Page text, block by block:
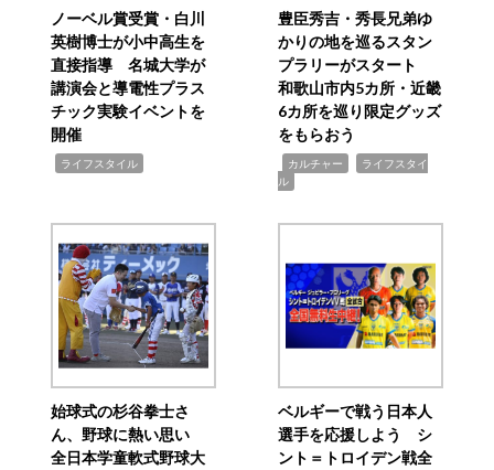
ノーベル賞受賞・白川
英樹博士が小中高生を
直接指導 名城大学が
講演会と導電性プラス
チック実験イベントを
開催
ライフスタイル
豊臣秀吉・秀長兄弟ゆ
かりの地を巡るスタン
プラリーがスタート
和歌山市内5カ所・近畿
6カ所を巡り限定グッズ
をもらおう
カルチャー
ライフスタイ
ル
始球式の杉谷拳士さ
ん、野球に熱い思い
全日本学童軟式野球大
ベルギーで戦う日本人
選手を応援しよう シ
ント＝トロイデン戦全